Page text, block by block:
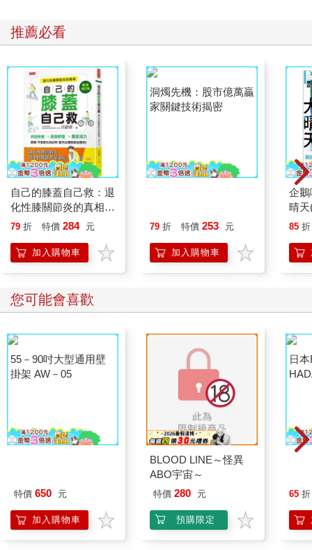
推薦必看
自己的膝蓋自己救：退
化性膝關節炎的真相
【暢銷增訂版】
79 折 特價 284 元
加入購物車
79 折 特價 253 元
加入購物車
企
晴天
85 折
您可能會喜歡
特價 650 元
加入購物車
BLOOD LINE～怪異
ABO宇宙～
特價 280 元
預購限定
金
臉
65 折